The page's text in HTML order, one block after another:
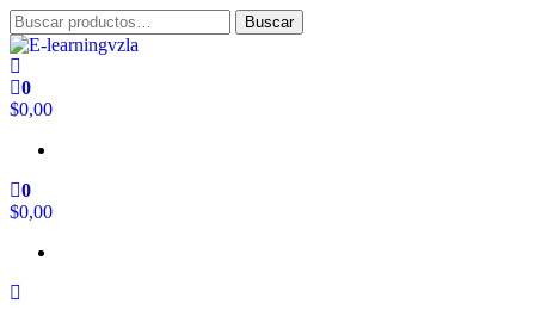
Buscar
E-learningvzla
Cursos Online
0
$0,00
0
$0,00